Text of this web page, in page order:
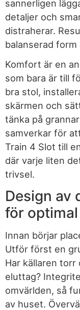
sannerligen
detaljer och
distraherar.
balanserad
Komfort är en
som bara är till
bra stol,
skärmen och
tänka på
samverkar för
Train 4 Slot till
där varje liten
trivsel.
Design av
för
Innan börjar
Utför först en
Har källaren torr
eluttag?
omvärlden, så
av huset.